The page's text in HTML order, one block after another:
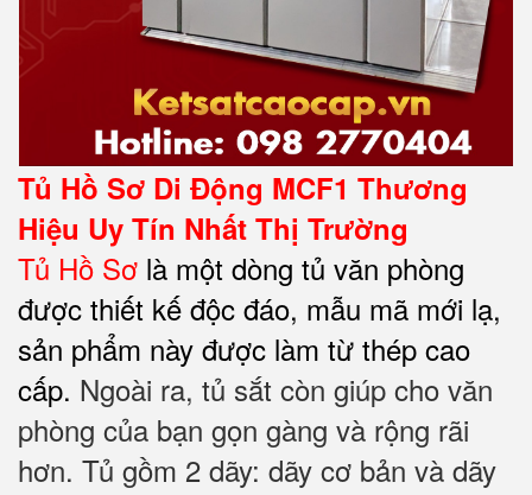
Tủ Hồ Sơ Di Động MCF1 Thương
Hiệu Uy Tín Nhất Thị Trường
Tủ Hồ Sơ là một dòng tủ văn phòng
được thiết kế độc đáo, mẫu mã mới lạ,
sản phẩm này được làm từ thép cao
cấp. Ngoài ra, tủ sắt còn giúp cho văn
phòng của bạn gọn gàng và rộng rãi
hơn. Tủ gồm 2 dãy: dãy cơ bản và dãy